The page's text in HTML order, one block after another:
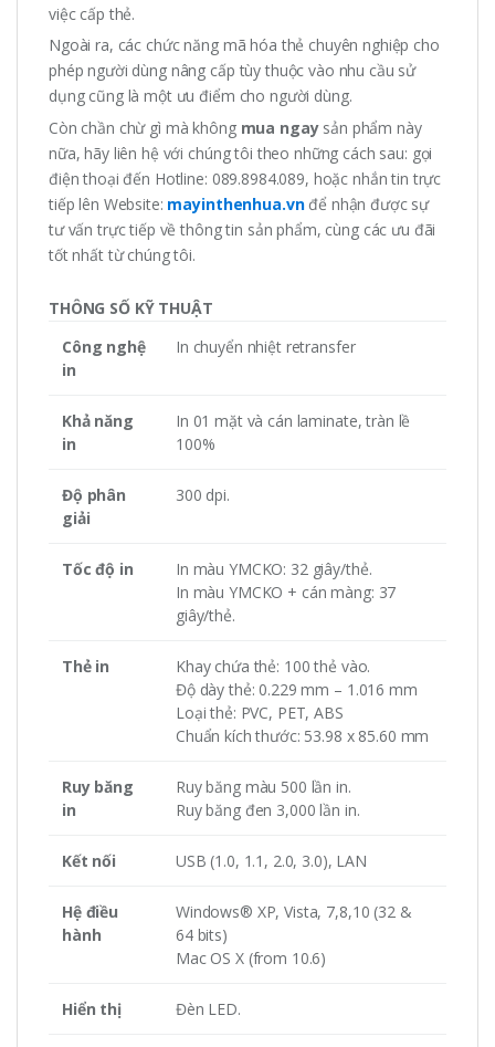
việc cấp thẻ.
Ngoài ra, các chức năng mã hóa thẻ chuyên nghiệp cho
phép người dùng nâng cấp tùy thuộc vào nhu cầu sử
dụng cũng là một ưu điểm cho người dùng.
Còn chần chừ gì mà không mua ngaysản phẩm này
nữa, hãy liên hệ với chúng tôi theo những cách sau: gọi
điện thoại đến Hotline: 089.8984.089, hoặc nhắn tin trực
tiếp lên Website: mayinthenhua.vnđể nhận được sự
tư vấn trực tiếp về thông tin sản phẩm, cùng các ưu đãi
tốt nhất từ chúng tôi.
THÔNG SỐ KỸ THUẬT
Công nghệ
in
In chuyển nhiệt retransfer
Khả năng
in
In 01 mặt và cán laminate, tràn lề
100%
Độ phân
giải
300 dpi.
Tốc độ in
In màu YMCKO: 32 giây/thẻ.
In màu YMCKO + cán màng: 37
giây/thẻ.
Thẻ in
Khay chứa thẻ: 100 thẻ vào.
Độ dày thẻ: 0.229 mm – 1.016 mm
Loại thẻ: PVC, PET, ABS
Chuẩn kích thước: 53.98 x 85.60 mm
Ruy băng
in
Ruy băng màu 500 lần in.
Ruy băng đen 3,000 lần in.
Kết nối USB (1.0, 1.1, 2.0, 3.0), LAN
Hệ điều
hành
Windows® XP, Vista, 7,8,10 (32 &
64 bits)
Mac OS X (from 10.6)
Hiển thị Đèn LED.